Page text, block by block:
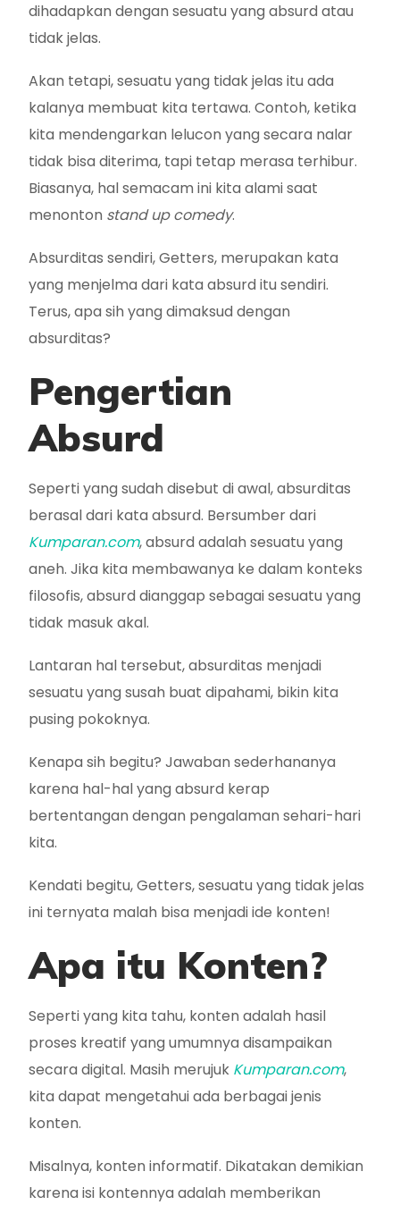
dihadapkan dengan sesuatu yang absurd atau
tidak jelas.
Akan tetapi, sesuatu yang tidak jelas itu ada
kalanya membuat kita tertawa. Contoh, ketika
kita mendengarkan lelucon yang secara nalar
tidak bisa diterima, tapi tetap merasa terhibur.
Biasanya, hal semacam ini kita alami saat
menonton stand up comedy.
Absurditas sendiri, Getters, merupakan kata
yang menjelma dari kata absurd itu sendiri.
Terus, apa sih yang dimaksud dengan
absurditas?
Pengertian
Absurd
Seperti yang sudah disebut di awal, absurditas
berasal dari kata absurd. Bersumber dari
Kumparan.com, absurd adalah sesuatu yang
aneh. Jika kita membawanya ke dalam konteks
filosofis, absurd dianggap sebagai sesuatu yang
tidak masuk akal.
Lantaran hal tersebut, absurditas menjadi
sesuatu yang susah buat dipahami, bikin kita
pusing pokoknya.
Kenapa sih begitu? Jawaban sederhananya
karena hal-hal yang absurd kerap
bertentangan dengan pengalaman sehari-hari
kita.
Kendati begitu, Getters, sesuatu yang tidak jelas
ini ternyata malah bisa menjadi ide konten!
Apa itu Konten?
Seperti yang kita tahu, konten adalah hasil
proses kreatif yang umumnya disampaikan
secara digital. Masih merujuk Kumparan.com,
kita dapat mengetahui ada berbagai jenis
konten.
Misalnya, konten informatif. Dikatakan demikian
karena isi kontennya adalah memberikan